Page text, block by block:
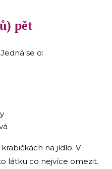
pět
se o:
na jídlo. V
látku co nejvíce omezit.